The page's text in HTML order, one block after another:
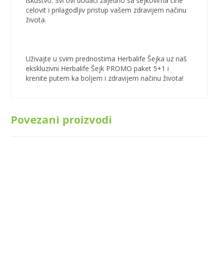
celovit i prilagodljiv pristup vašem zdravijem načinu
života.
Uživajte u svim prednostima Herbalife Šejka uz naš
ekskluzivni Herbalife Šejk PROMO paket 5+1 i
krenite putem ka boljem i zdravijem načinu života!
Povezani proizvodi